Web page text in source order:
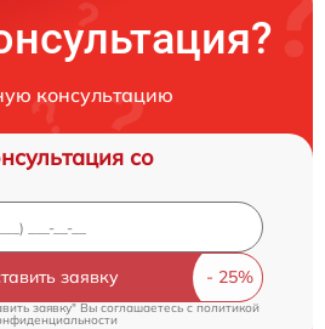
консультацию
со
заявку
заявку" Вы соглашаетесь c политикой